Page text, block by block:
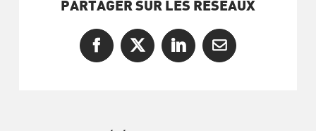
PARTAGER SUR LES RÉSEAUX
Facebook
X LinkedInCourriel